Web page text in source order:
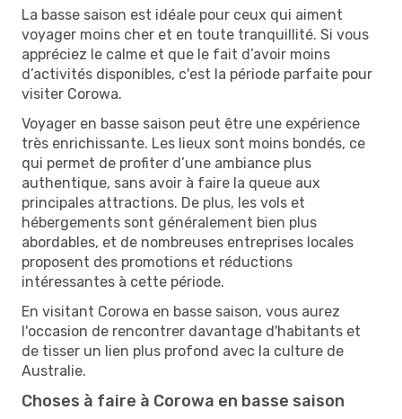
La basse saison est idéale pour ceux qui aiment
voyager moins cher et en toute tranquillité. Si vous
appréciez le calme et que le fait d’avoir moins
d’activités disponibles, c'est la période parfaite pour
visiter Corowa.
Voyager en basse saison peut être une expérience
très enrichissante. Les lieux sont moins bondés, ce
qui permet de profiter d’une ambiance plus
authentique, sans avoir à faire la queue aux
principales attractions. De plus, les vols et
hébergements sont généralement bien plus
abordables, et de nombreuses entreprises locales
proposent des promotions et réductions
intéressantes à cette période.
En visitant Corowa en basse saison, vous aurez
l'occasion de rencontrer davantage d'habitants et
de tisser un lien plus profond avec la culture de
Australie.
Choses à faire à Corowa en basse saison